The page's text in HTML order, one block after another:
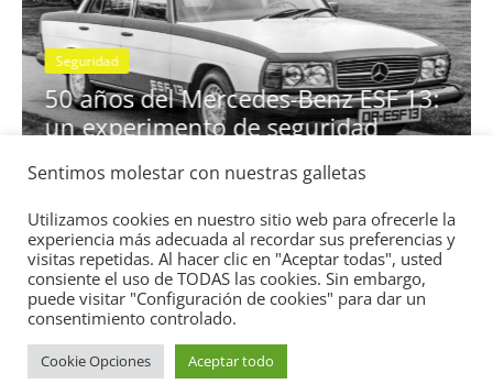
Seguridad
50 años del Mercedes-Benz ESF 13:
un experimento de seguridad
Copyright © 2026Academia del Motor
. Todos los derechos
reservados.
Tema:ColorMag por ThemeGrill. Funciona con
Sentimos molestar con nuestras galletas
Utilizamos cookies en nuestro sitio web para ofrecerle la
experiencia más adecuada al recordar sus preferencias y
visitas repetidas. Al hacer clic en "Aceptar todas", usted
consiente el uso de TODAS las cookies. Sin embargo,
puede visitar "Configuración de cookies" para dar un
consentimiento controlado.
Cookie Opciones Aceptar todo